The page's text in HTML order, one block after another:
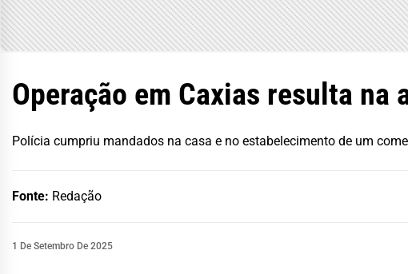
Operação em Caxias resulta
Polícia cumpriu mandados na casa e no estabelecimento de um
Fonte: Redação
1 De Setembro De 2025